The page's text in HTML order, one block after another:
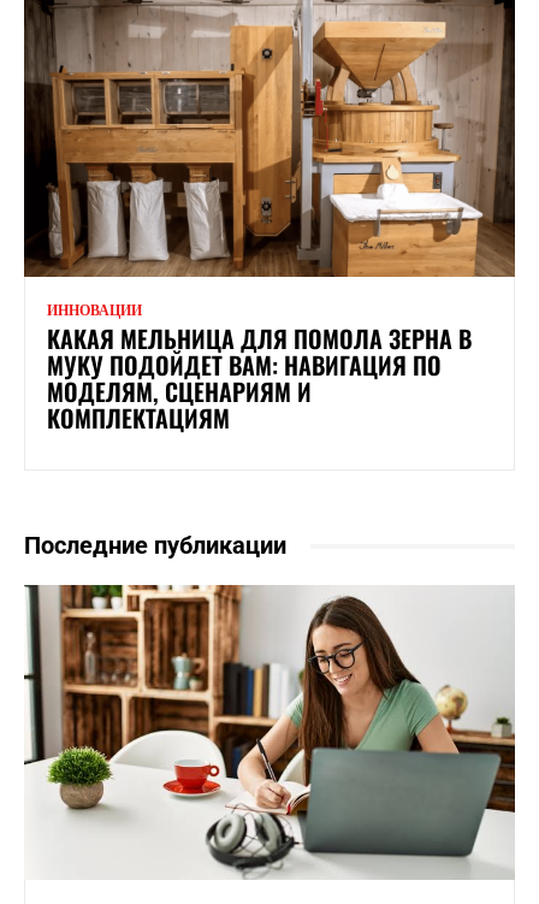
ИННОВАЦИИ
КАКАЯ МЕЛЬНИЦА ДЛЯ ПОМОЛА ЗЕРНА В
МУКУ ПОДОЙДЕТ ВАМ: НАВИГАЦИЯ ПО
МОДЕЛЯМ, СЦЕНАРИЯМ И
КОМПЛЕКТАЦИЯМ
Последние публикации